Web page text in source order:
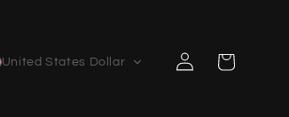
United States Dollar
Log
in
Cart